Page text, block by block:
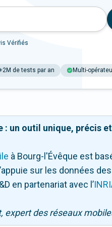
Vérifiés
de tests par an Multi-
: un outil unique, précis
à Bourg-l'Évêque est
sur les données
en partenariat avec l ’
expert des réseaux